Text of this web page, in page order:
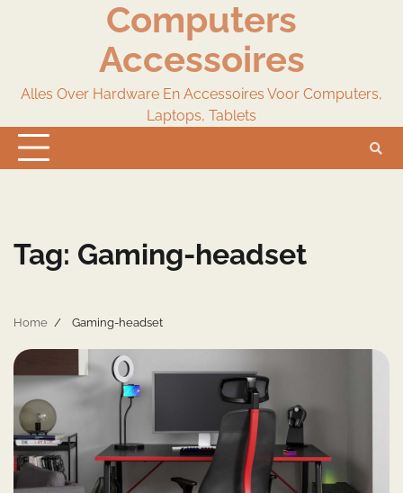
Computers
Accessoires
Alles Over Hardware En Accessoires Voor Computers,
Laptops, Tablets
Tag: Gaming-headset
Home Gaming-headset